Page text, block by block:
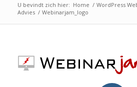
U bevindt zich hier: Home / WordPress
Advies / Webinarjam_logo